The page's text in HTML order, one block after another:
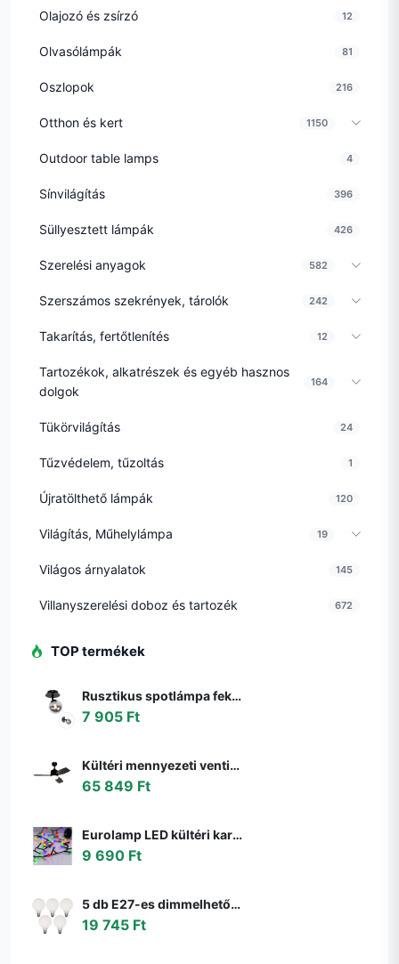
Olajozó és zsírzó 12
Olvasólámpák 81
Oszlopok 216
Otthon és kert 1150
Outdoor table lamps 4
Sínvilágítás 396
Süllyesztett lámpák 426
Szerelési anyagok 582
Szerszámos szekrények, tárolók 242
Takarítás, fertőtlenítés 12
Tartozékok, alkatrészek és egyéb hasznos
dolgok
164
Tükörvilágítás 24
Tűzvédelem, tűzoltás 1
Újratölthető lámpák 120
Világítás, Műhelylámpa 19
Világos árnyalatok 145
Villanyszerelési doboz és tartozék 672
TOP termékek
Rusztikus spotlámpa fekete állítható füstüveggel - Athén
7 905 Ft
Kültéri mennyezeti ventilátor fekete 91,3 cm LED-del, fényerőszabályzóval, távirányítóval IP44 - Toledo
65 849 Ft
Eurolamp LED kültéri karácsonyi fényfüzér LINE 500 LED 17,9 m IP44 többszínű 600
9 690 Ft
5 db E27-es dimmelhető LED izzó G95 matt 4W 430lm 2200-4000K szett
19 745 Ft